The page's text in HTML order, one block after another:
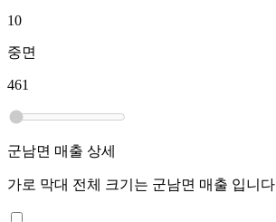
10
중면
461
군남면 매출 상세
가로 막대 전체 크기는 군남면 매출 입니다